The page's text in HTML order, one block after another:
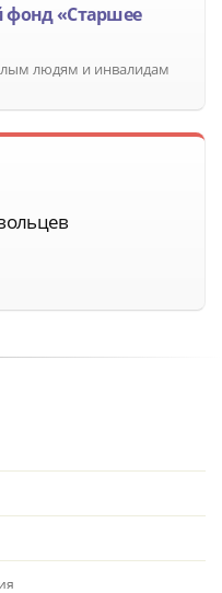
фонд «Старшее
людям и инвалидам